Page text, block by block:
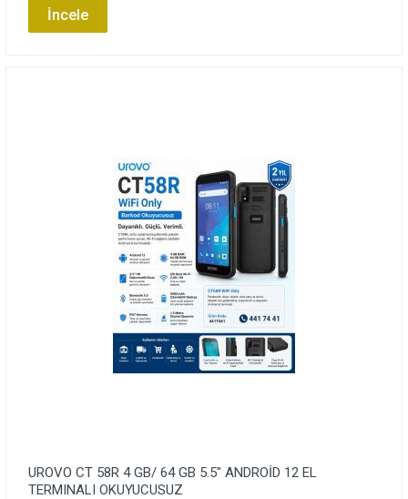
İncele
UROVO CT 58R 4 GB/ 64 GB 5.5″ ANDROİD 12 EL
TERMINALI OKUYUCUSUZ